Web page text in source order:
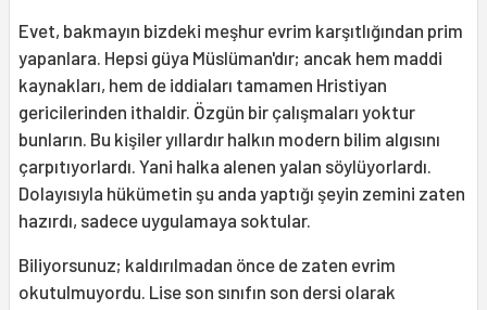
Evet, bakmayın bizdeki meşhur evrim karşıtlığından prim
yapanlara. Hepsi güya Müslüman'dır; ancak hem maddi
kaynakları, hem de iddiaları tamamen Hristiyan
gericilerinden ithaldir. Özgün bir çalışmaları yoktur
bunların. Bu kişiler yıllardır halkın modern bilim algısını
çarpıtıyorlardı. Yani halka alenen yalan söylüyorlardı.
Dolayısıyla hükümetin şu anda yaptığı şeyin zemini zaten
hazırdı, sadece uygulamaya soktular.
Biliyorsunuz; kaldırılmadan önce de zaten evrim
okutulmuyordu. Lise son sınıfın son dersi olarak